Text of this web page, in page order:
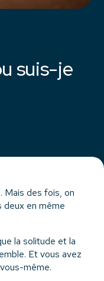
suis-je
Mais des fois, on
deux en même
la solitude et la
Et vous avez
même.